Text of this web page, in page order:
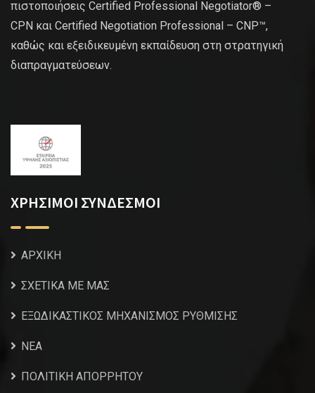
πιστοποιήσεις Certified Professional Negotiator® –
CPN και Certified Negotiation Professional – CNP™,
καθώς και εξειδικευμένη εκπαίδευση στη στρατηγική
διαπραγματεύσεων.
ΧΡΗΣΙΜΟΙ ΣΥΝΔΕΣΜΟΙ
ΑΡΧΙΚΗ
ΣΧΕΤΙΚΑ ΜΕ ΜΑΣ
ΕΞΩΔΙΚΑΣΤΙΚΟΣ ΜΗΧΑΝΙΣΜΟΣ ΡΥΘΜΙΣΗΣ
NEA
ΠΟΛΙΤΙΚΗ ΑΠΟΡΡΗΤΟΥ